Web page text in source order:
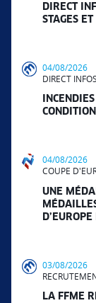
DIRECT
STAGES
04/08/2026
DIRECT INFOS
04/08/2026
COUPE
UNE
03/08/2026
LA FFME